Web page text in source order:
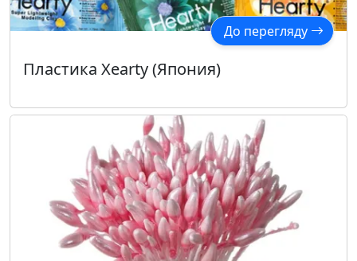
До перегляду
Пластика Xearty (Япония)